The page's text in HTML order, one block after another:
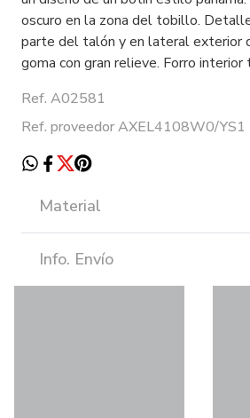
oscuro en la zona del tobillo.
parte del talón y en lateral exterior
goma con gran relieve. Forro
Ref. A02581
Ref. proveedor AXEL4108W0/YS1
Material
Info. Envío